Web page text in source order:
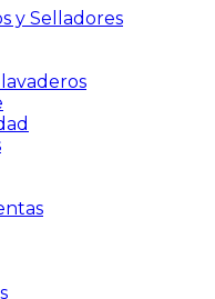
y Selladores